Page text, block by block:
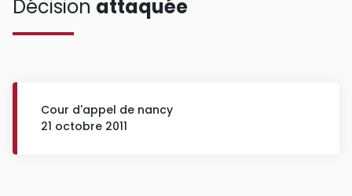
Décision attaquée
Cour d'appel de nancy
21 octobre 2011